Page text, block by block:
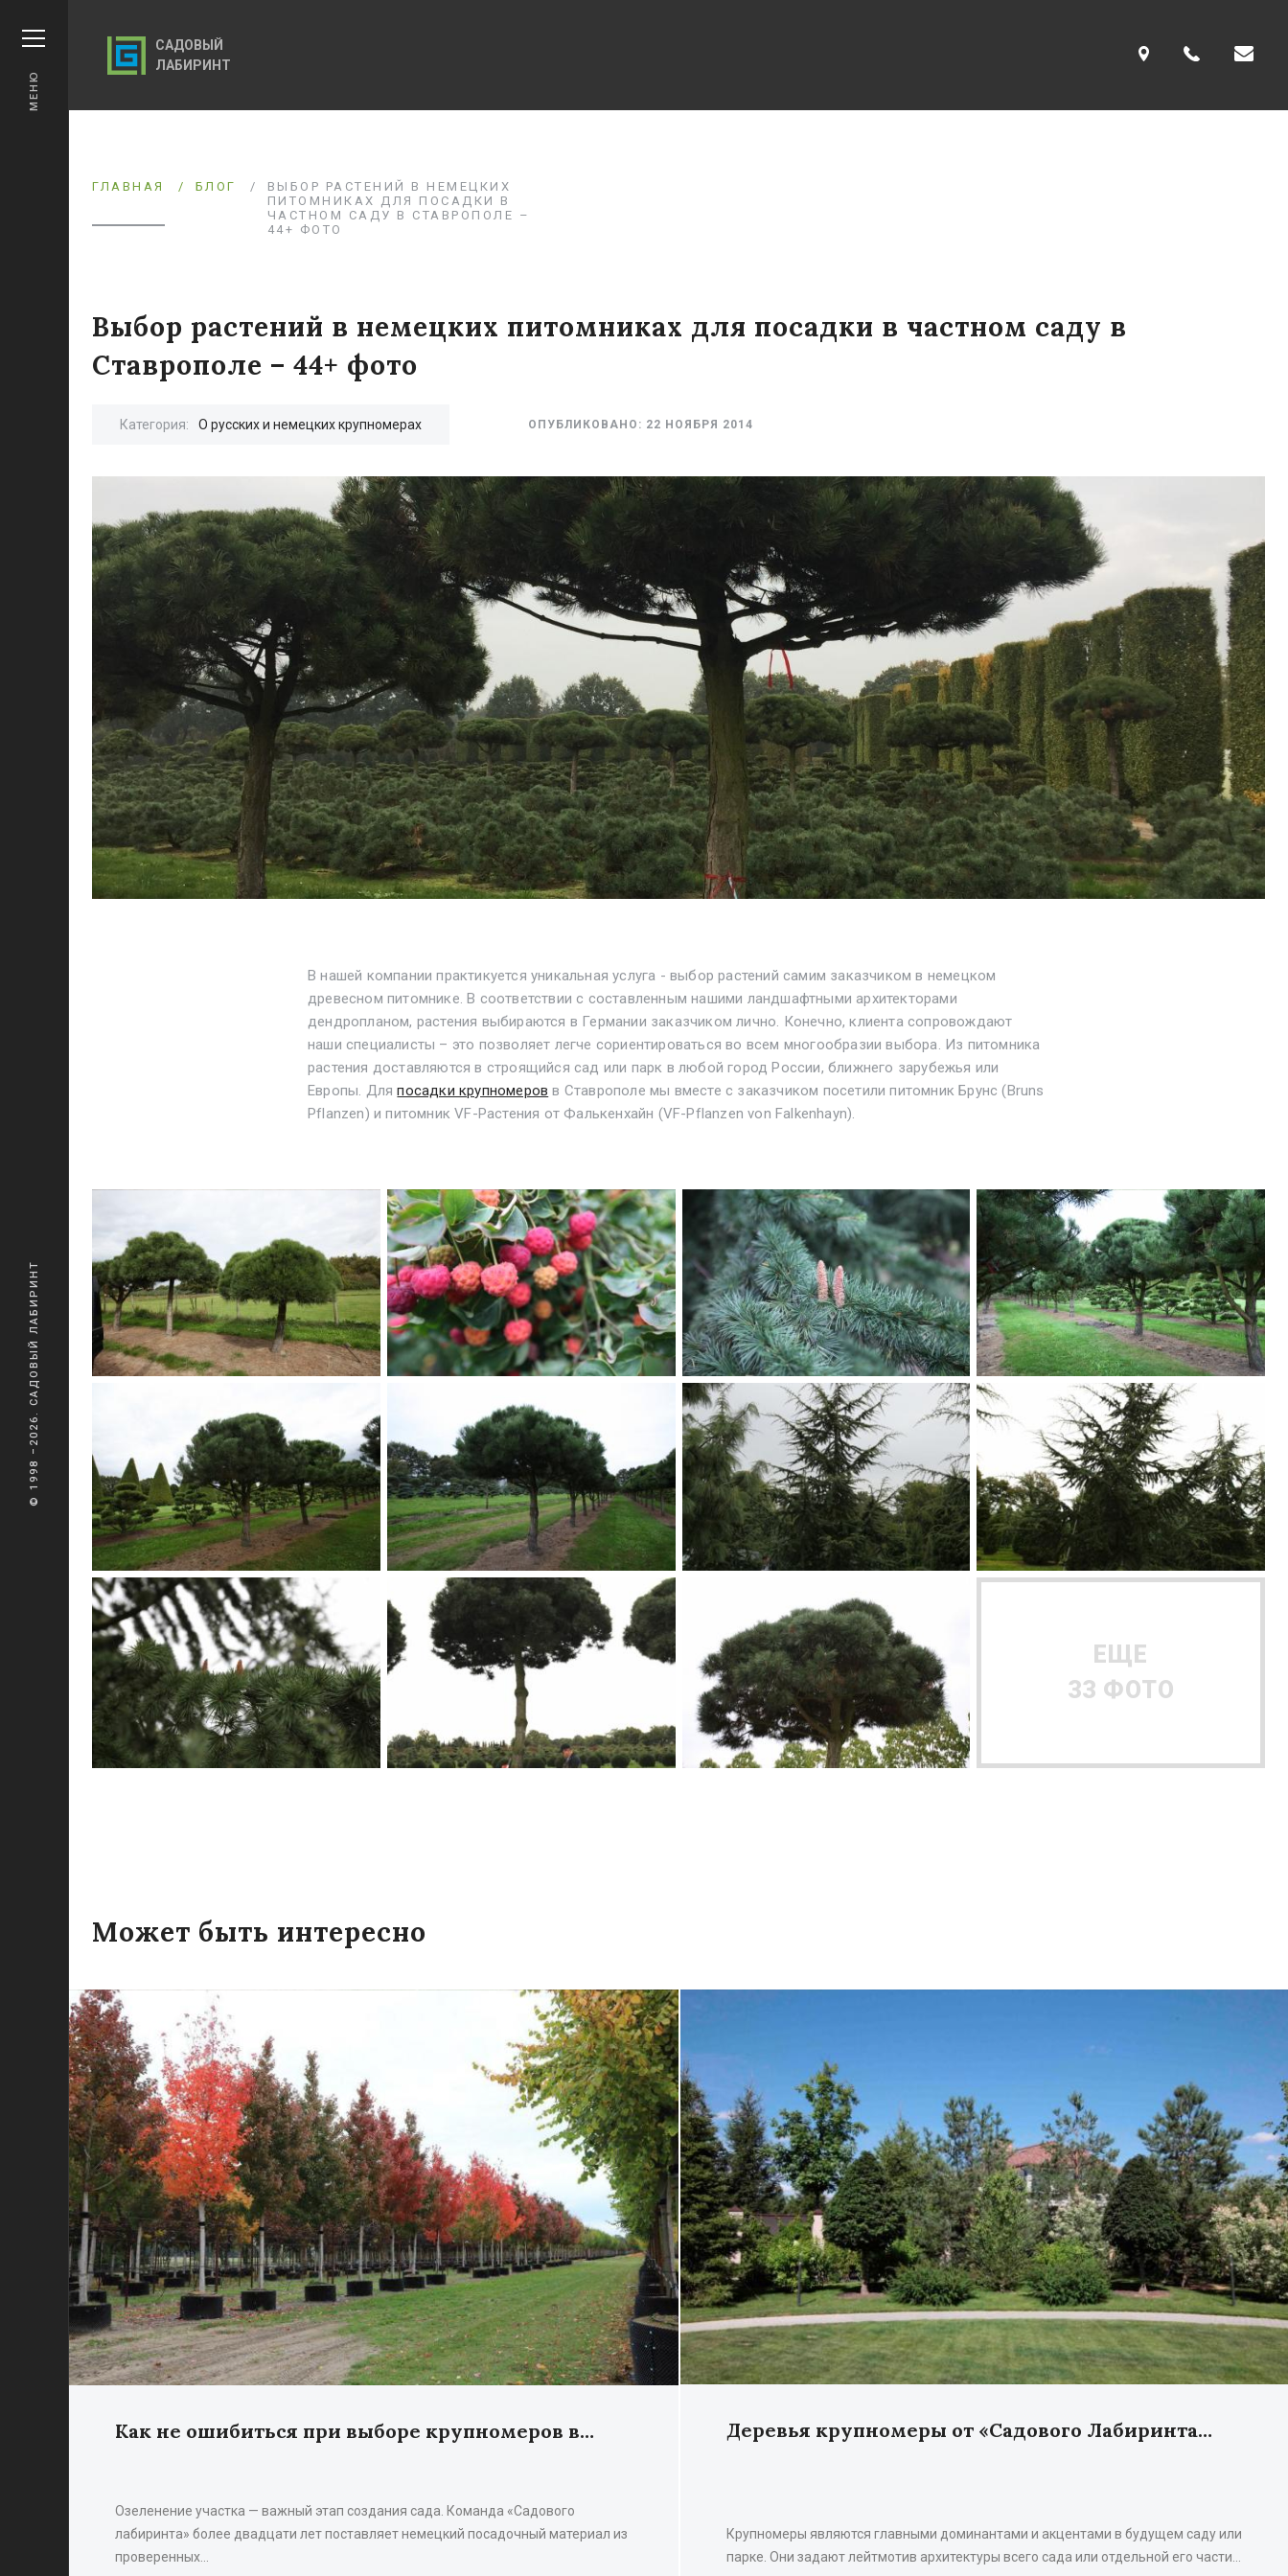
САДОВЫЙ
ЛАБИРИНТ
ГЛАВНАЯ БЛОГ
ВЫБОР РАСТЕНИЙ В НЕМЕЦКИХ
ПИТОМНИКАХ ДЛЯ ПОСАДКИ В
ЧАСТНОМ САДУ В СТАВРОПОЛЕ –
44+ ФОТО
Выбор растений в немецких питомниках для посадки в частном саду в
Ставрополе – 44+ фото
Категория: О русских и немецких крупномерах ОПУБЛИКОВАНО: 22 НОЯБРЯ 2014
В нашей компании практикуется уникальная услуга - выбор растений самим заказчиком в немецком
древесном питомнике. В соответствии с составленным нашими ландшафтными архитекторами
дендропланом, растения выбираются в Германии заказчиком лично. Конечно, клиента сопровождают
наши специалисты – это позволяет легче сориентироваться во всем многообразии выбора. Из питомника
растения доставляются в строящийся сад или парк в любой город России, ближнего зарубежья или
Европы. Дляпосадки крупномеров в Ставрополе мы вместе с заказчиком посетили питомник Брунс (Bruns
Pflanzen) и питомникVF-Растения от Фалькенхайн (VF-Pflanzen von Falkenhayn).
ЕЩЕ
33 ФОТО
Может быть интересно
Как не ошибиться при выборе крупномеров в…
Озеленение участка — важный этап создания сада. Команда «Садового
лабиринта» более двадцати лет поставляет немецкий посадочный материал из
проверенных…
Деревья крупномеры от «Садового Лабиринта…
Крупномеры являются главными доминантами и акцентами в будущем саду или
парке. Они задают лейтмотив архитектуры всего сада или отдельной его части…
© 1998 –2026. САДОВЫЙ ЛАБИРИНТ
МЕНЮ